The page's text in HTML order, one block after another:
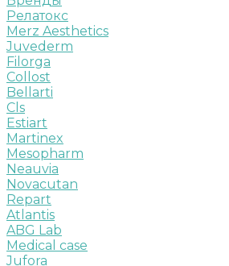
Релатокс
Merz Aesthetics
Juvederm
Filorga
Collost
Bellarti
Cls
Estiart
Martinex
Mesopharm
Neauvia
Novacutan
Repart
Atlantis
ABG Lab
Medical case
Jufora